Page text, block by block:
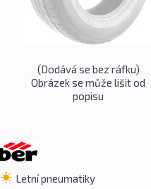
(Dodává se bez ráfku)
Obrázek se může lišit od
popisu
Letní pneumatiky